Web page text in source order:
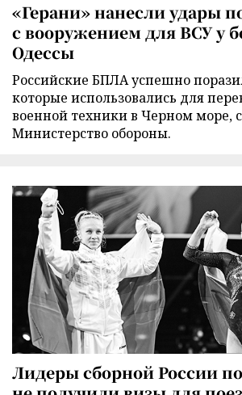
«Герани» нанесли удары
с вооружением для ВСУ у
Одессы
Российские БПЛА успешно
которые использовались для
военной техники в Черном море,
Министерство обороны.
Лидеры сборной России